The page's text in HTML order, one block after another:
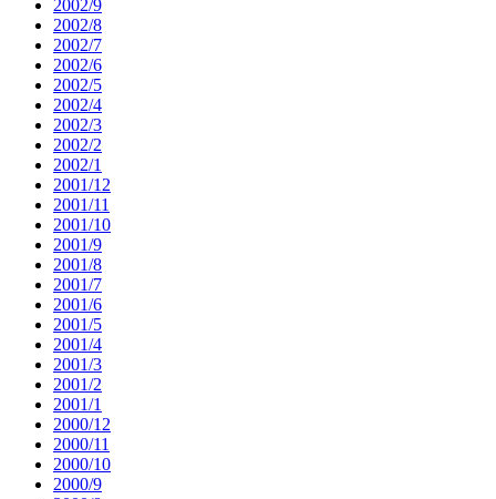
2002/9
2002/8
2002/7
2002/6
2002/5
2002/4
2002/3
2002/2
2002/1
2001/12
2001/11
2001/10
2001/9
2001/8
2001/7
2001/6
2001/5
2001/4
2001/3
2001/2
2001/1
2000/12
2000/11
2000/10
2000/9